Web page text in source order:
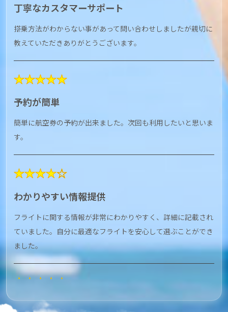
丁寧なカスタマーサポート
搭乗方法がわからない事があって問い合わせしましたが親切に
教えていただきありがとうございます。
★★★★★
予約が簡単
簡単に航空券の予約が出来ました。次回も利用したいと思いま
す。
★★★★☆
わかりやすい情報提供
フライトに関する情報が非常にわかりやすく、詳細に記載され
ていました。自分に最適なフライトを安心して選ぶことができ
ました。
★★★★★
安さ・お得